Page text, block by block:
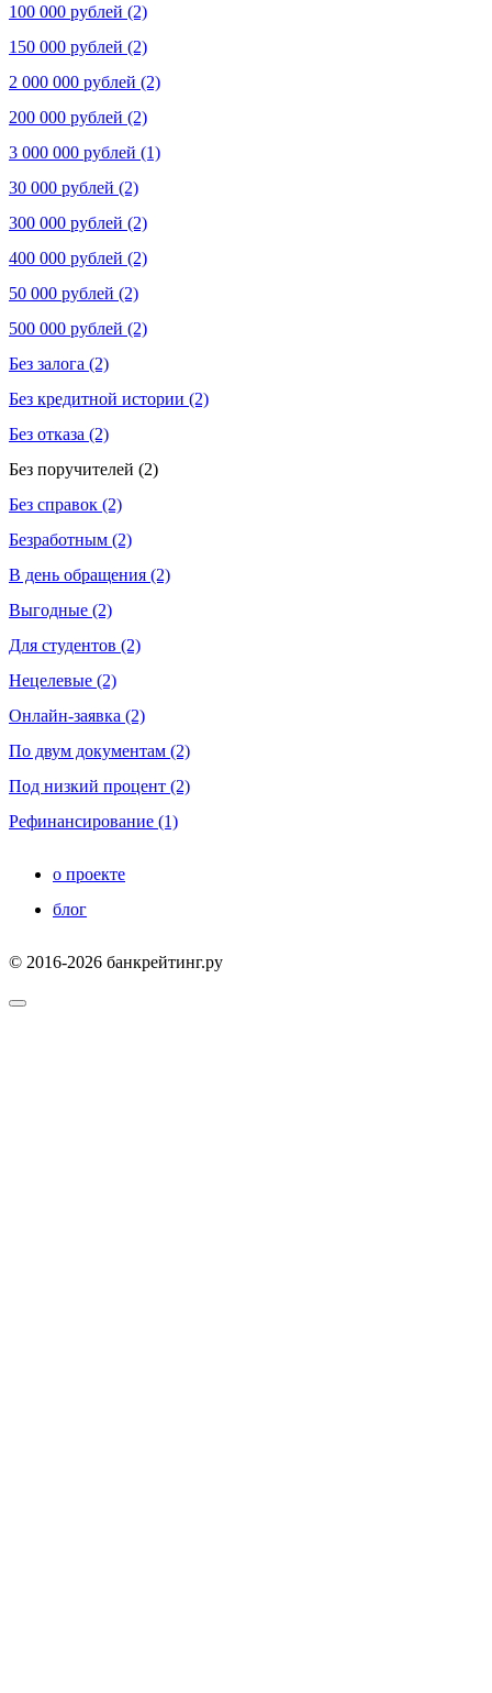
100 000 рублей (2)
150 000 рублей (2)
2 000 000 рублей (2)
200 000 рублей (2)
3 000 000 рублей (1)
30 000 рублей (2)
300 000 рублей (2)
400 000 рублей (2)
50 000 рублей (2)
500 000 рублей (2)
Без залога (2)
Без кредитной истории (2)
Без отказа (2)
Без поручителей (2)
Без справок (2)
Безработным (2)
В день обращения (2)
Выгодные (2)
Для студентов (2)
Нецелевые (2)
Онлайн-заявка (2)
По двум документам (2)
Под низкий процент (2)
Рефинансирование (1)
о проекте
блог
© 2016-2026 банкрейтинг.ру